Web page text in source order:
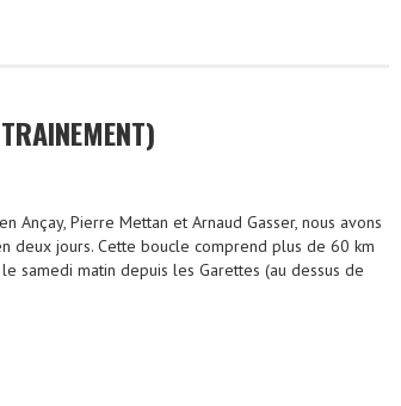
Ançay, Pierre Mettan et Arnaud Gasser, nous avons
deux jours. Cette boucle comprend plus de 60 km
samedi matin depuis les Garettes (au dessus de